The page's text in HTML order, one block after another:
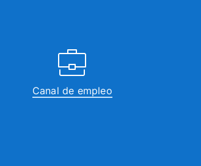
Canal de empleo